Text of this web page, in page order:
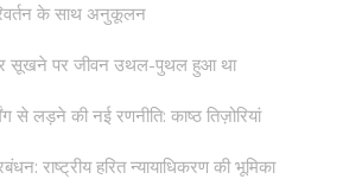
के साथ अनुकूलन
सूखने पर जीवन उथल-पुथल हुआ था
से लड़ने की नई रणनीति: काष्ठ तिज़ोरियां
राष्ट्रीय हरित न्यायाधिकरण की भूमिका